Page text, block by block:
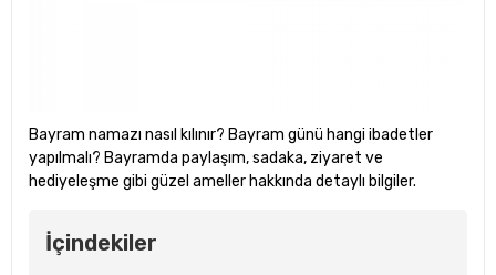
Bayram namazı nasıl kılınır? Bayram günü hangi ibadetler
yapılmalı? Bayramda paylaşım, sadaka, ziyaret ve
hediyeleşme gibi güzel ameller hakkında detaylı bilgiler.
İçindekiler